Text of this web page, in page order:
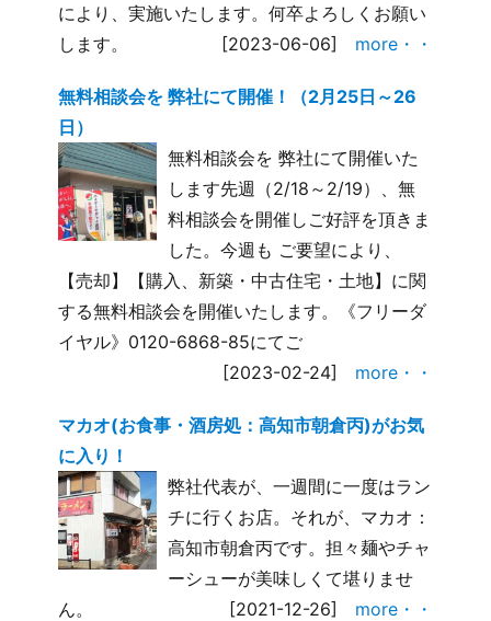
により、実施いたします。何卒よろしくお願い
します。
[2023-06-06] more・・
無料相談会を 弊社にて開催！（2月25日～26
日）
無料相談会を 弊社にて開催いた
します先週（2/18～2/19）、無
料相談会を開催しご好評を頂きま
した。今週も ご要望により、
【売却】【購入、新築・中古住宅・土地】に関
する無料相談会を開催いたします。《フリーダ
イヤル》0120-6868-85にてご
[2023-02-24] more・・
マカオ(お食事・酒房処：高知市朝倉丙)がお気
に入り！
弊社代表が、一週間に一度はラン
チに行くお店。それが、マカオ：
高知市朝倉丙です。担々麺やチャ
ーシューが美味しくて堪りませ
ん。
[2021-12-26] more・・